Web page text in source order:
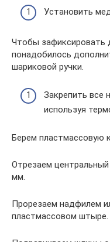
Установить
Чтобы зафиксировать
понадобилось
шариковой ручки.
Закрепить все
используя
Берем пластмассовую
Отрезаем
мм.
Прорезаем надфилем
пластмассовом штыре.